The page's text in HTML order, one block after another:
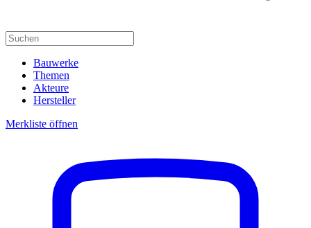
Bauwerke
Themen
Akteure
Hersteller
Merkliste öffnen